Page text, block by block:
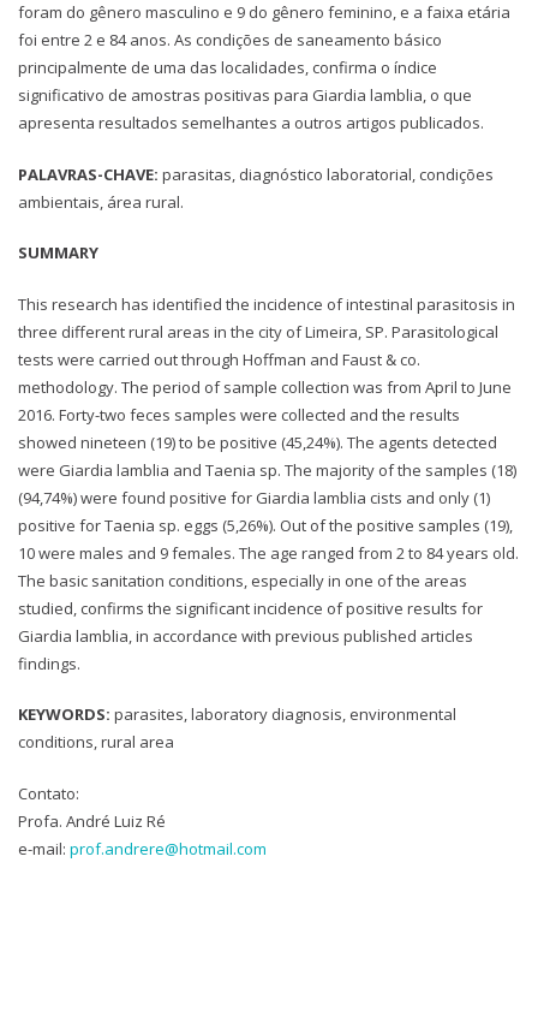
foram do gênero masculino e 9 do gênero feminino, e a faixa etária
foi entre 2 e 84 anos. As condições de saneamento básico
principalmente de uma das localidades, confirma o índice
significativo de amostras positivas para Giardia lamblia, o que
apresenta resultados semelhantes a outros artigos publicados.
PALAVRAS-CHAVE: parasitas, diagnóstico laboratorial, condições
ambientais, área rural.
SUMMARY
This research has identified the incidence of intestinal parasitosis in
three different rural areas in the city of Limeira, SP. Parasitological
tests were carried out through Hoffman and Faust & co.
methodology. The period of sample collection was from April to June
2016. Forty-two feces samples were collected and the results
showed nineteen (19) to be positive (45,24%). The agents detected
were Giardia lamblia and Taenia sp. The majority of the samples (18)
(94,74%) were found positive for Giardia lamblia cists and only (1)
positive for Taenia sp. eggs (5,26%). Out of the positive samples (19),
10 were males and 9 females. The age ranged from 2 to 84 years old.
The basic sanitation conditions, especially in one of the areas
studied, confirms the significant incidence of positive results for
Giardia lamblia, in accordance with previous published articles
findings.
KEYWORDS: parasites, laboratory diagnosis, environmental
conditions, rural area
Contato:
Profa. André Luiz Ré
e-mail: prof.andrere@hotmail.com